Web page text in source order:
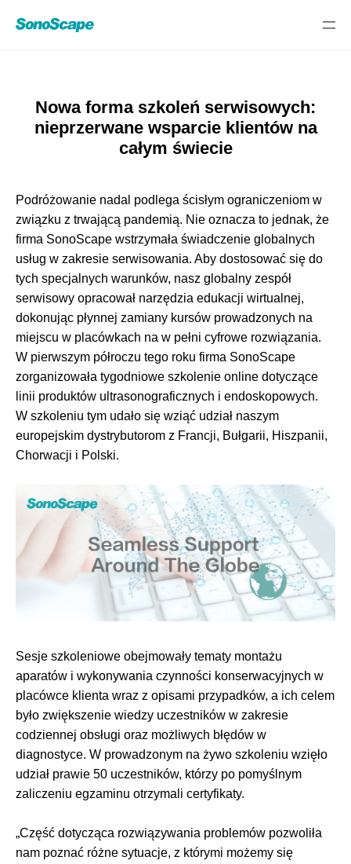
Select Language
Nowa forma szkoleń serwisowych:
nieprzerwane wsparcie klientów na
całym świecie
​Podróżowanie nadal podlega ścisłym ograniczeniom w
związku z trwającą pandemią. Nie oznacza to jednak, że
firma SonoScape wstrzymała świadczenie globalnych
usług w zakresie serwisowania. Aby dostosować się do
tych specjalnych warunków, nasz globalny zespół
serwisowy opracował narzędzia edukacji wirtualnej,
dokonując płynnej zamiany kursów prowadzonych na
miejscu w placówkach na w pełni cyfrowe rozwiązania.
W pierwszym półroczu tego roku firma SonoScape
zorganizowała tygodniowe szkolenie online dotyczące
linii produktów ultrasonograficznych i endoskopowych.
W szkoleniu tym udało się wziąć udział naszym
europejskim dystrybutorom z Francji, Bułgarii, Hiszpanii,
Chorwacji i Polski.
Sesje szkoleniowe obejmowały tematy montażu
aparatów i wykonywania czynności konserwacyjnych w
placówce klienta wraz z opisami przypadków, a ich celem
było zwiększenie wiedzy uczestników w zakresie
codziennej obsługi oraz możliwych błędów w
diagnostyce. W prowadzonym na żywo szkoleniu wzięło
udział prawie 50 uczestników, którzy po pomyślnym
zaliczeniu egzaminu otrzymali certyfikaty.
„Część dotycząca rozwiązywania problemów pozwoliła
nam poznać różne sytuacje, z którymi możemy się